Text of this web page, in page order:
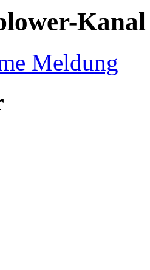
Kanal
Meldung